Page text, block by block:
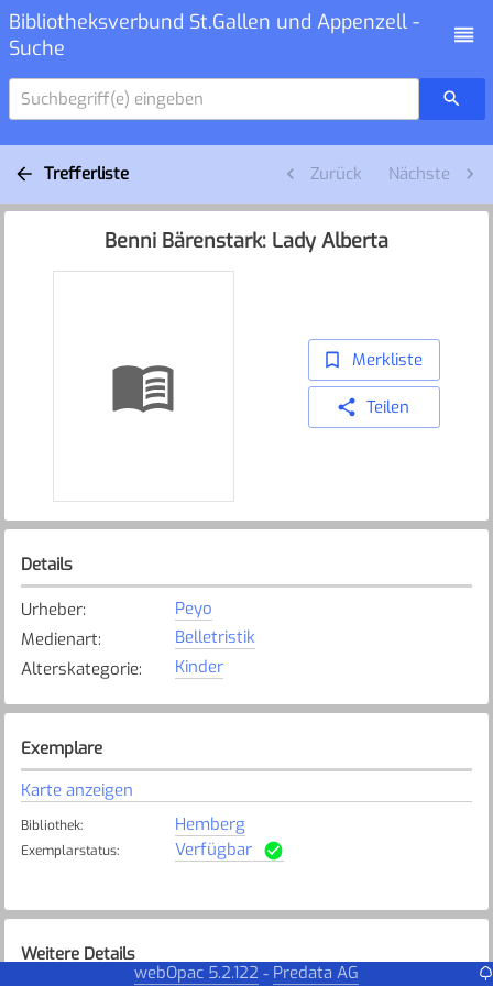
Bibliotheksverbund St.Gallen und Appenzell -
Suche
Suchbegriff(e) eingeben
Trefferliste Zurück Nächste
Benni Bärenstark: Lady Alberta
Merkliste
Teilen
Details
Urheber:
Peyo
Medienart:
Belletristik
Alterskategorie: Kinder
Exemplare
Karte anzeigen
Bibliothek: Hemberg
Exemplarstatus: Verfügbar
Weitere Details
webOpac 5.2.122 - Predata AG